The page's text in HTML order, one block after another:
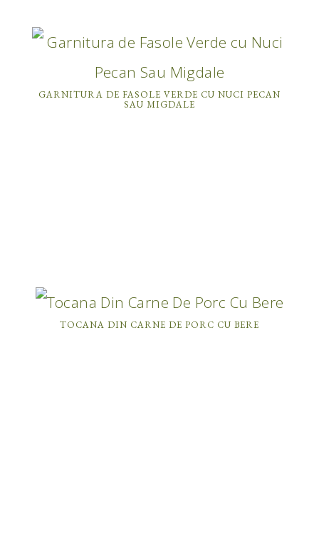
GARNITURA DE FASOLE VERDE CU NUCI PECAN
SAU MIGDALE
TOCANA DIN CARNE DE PORC CU BERE